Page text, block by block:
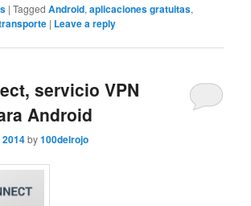
|Tagged Android,aplicaciones gratuitas,
| Leave a reply
servicio VPN
Android
by100delrojo